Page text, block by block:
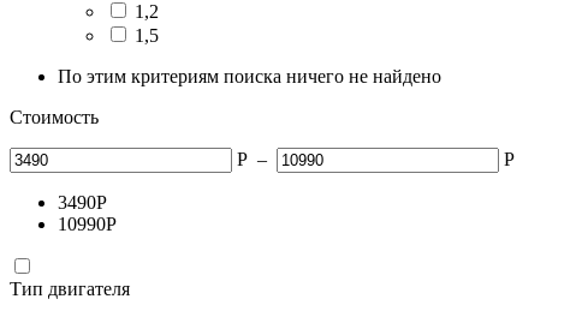
1,2
1,5
По этим критериям поиска ничего не найдено
Стоимость
Р – Р
3490Р
10990Р
Тип двигателя